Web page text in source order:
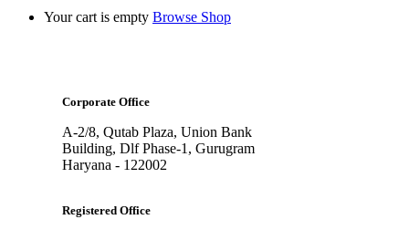
Your cart is empty Browse Shop
Corporate Office
A-2/8, Qutab Plaza, Union Bank
Building, Dlf Phase-1, Gurugram
Haryana - 122002
Registered Office